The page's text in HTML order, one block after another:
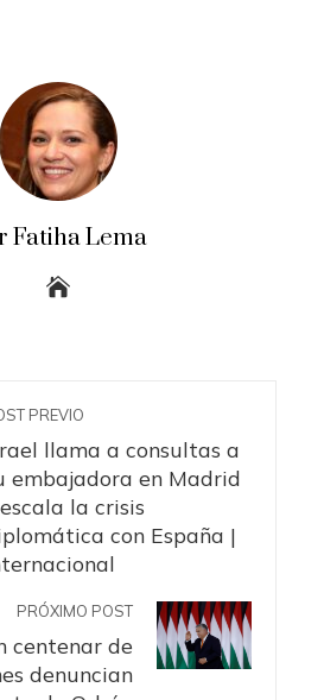
Fatiha Lema
PREVIO
llama a consultas a
embajadora en Madrid
la crisis
con España |
PRÓXIMO POST
centenar de
denuncian